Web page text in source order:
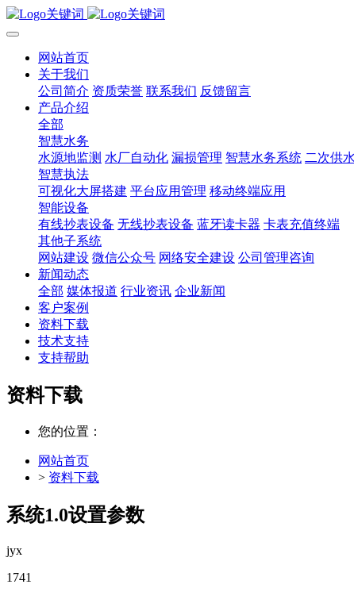
网站首页
关于我们
公司简介 资质荣誉 联系我们 反馈留言
产品介绍
全部
智慧水务
水源地监测 水厂自动化 漏损管理 智慧水务系统 二次供
智慧执法
可视化大屏搭建 平台应用管理 移动终端应用
智能设备
有线抄表设备 无线抄表设备 蓝牙读卡器 卡表充值终端
其他子系统
网站建设 微信公众号 网络安全建设 公司管理咨询
新闻动态
全部 媒体报道 行业资讯 企业新闻
客户案例
资料下载
技术支持
支持帮助
资料下载
您的位置：
网站首页
> 资料下载
系统1.0设置参数
jyx
1741